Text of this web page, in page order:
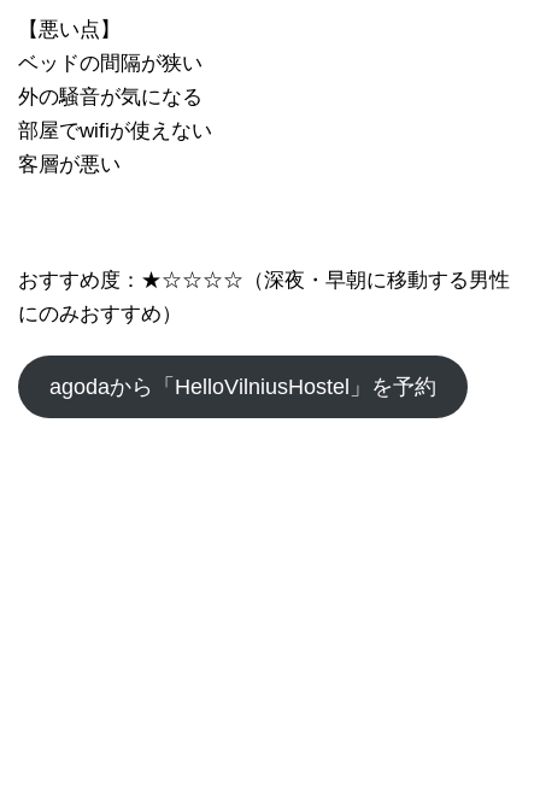
【悪い点】
ベッドの間隔が狭い
外の騒音が気になる
部屋でwifiが使えない
客層が悪い
おすすめ度：★☆☆☆☆（深夜・早朝に移動する男性
にのみおすすめ）
agodaから「HelloVilniusHostel」を予約